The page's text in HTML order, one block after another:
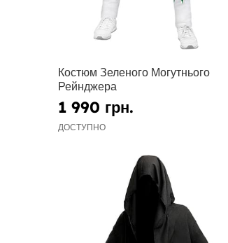
Костюм Зеленого Могутнього
Рейнджера
1 990 грн.
ДОСТУПНО